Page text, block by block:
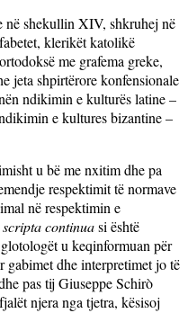
në shekullin XIV, shkruhej në
klerikët katolikë
me grafema greke,
jeta shpirtërore konfensionale
ndikimin e kulturës latine –
e kultures bizantine –
u bë me nxitim dhe pa
respektimit të normave
në respektimin e
scripta continuasi është
u keqinformuan për
gabimet dhe interpretimet jo të
pas tij Giuseppe Schirò
njera nga tjetra, kësisoj